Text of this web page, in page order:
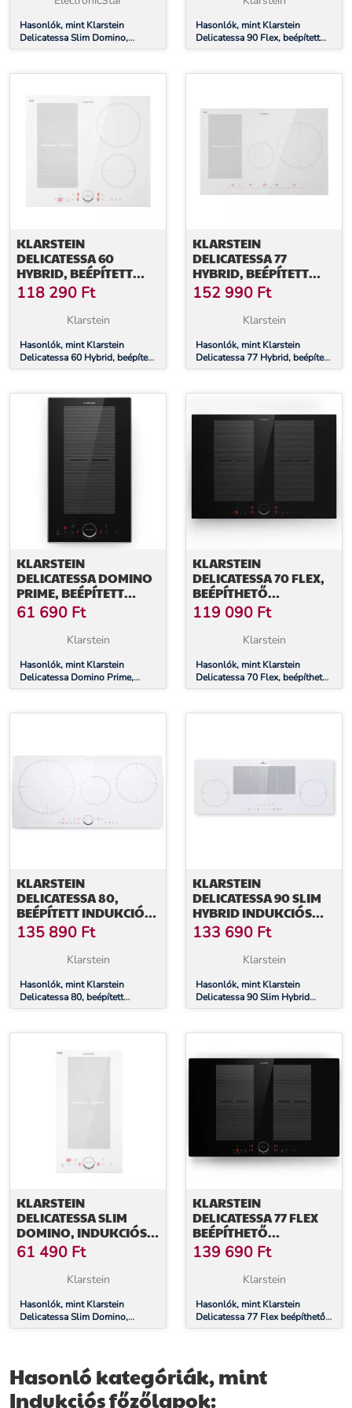
Hasonlók, mint Klarstein
Delicatessa Slim Domino,
indukciós főzőlap, 3500 W,
Hasonlók, mint Klarstein
Delicatessa 90 Flex, beépített
indukciós főzőlap, indukció,
KLARSTEIN
DELICATESSA 60
HYBRID, BEÉPÍTETT
INDUKCIÓS FŐZŐLAP,
7000 W, 4 ZÓNA
118 290 Ft
Klarstein
Hasonlók, mint Klarstein
Delicatessa 60 Hybrid, beépített
indukciós főzőlap, 7000 W, 4
KLARSTEIN
DELICATESSA 77
HYBRID, BEÉPÍTETT
INDUKCIÓS FŐZŐLAP,
7000 W, 4 ZÓNA
152 990 Ft
Klarstein
Hasonlók, mint Klarstein
Delicatessa 77 Hybrid, beépített
indukciós főzőlap, 7000 W, 4
KLARSTEIN
DELICATESSA DOMINO
PRIME, BEÉPÍTETT
INDUKCIÓS FŐZŐLAP, 2
ZÓNÁS, 3500 W,
ÖNÁLLÓAN MŰKÖDŐ
61 690 Ft
Klarstein
Hasonlók, mint Klarstein
Delicatessa Domino Prime,
beépített indukciós főzőlap, 2
működő
KLARSTEIN
DELICATESSA 70 FLEX,
BEÉPÍTHETŐ
INDUKCIÓS FŐZŐLAP, 4
ZÓNA, 7000 W,
ÜVEGKERÁMIA
119 090 Ft
Klarstein
Hasonlók, mint Klarstein
Delicatessa 70 Flex, beépíthető
indukciós főzőlap, 4 zóna, 7000
KLARSTEIN
DELICATESSA 80,
BEÉPÍTETT INDUKCIÓS
FŐZŐLAP, 3 ZÓNA,
6000 W, PAELLA ZÓNA,
ÜVEGKERÁMIA
135 890 Ft
Klarstein
Hasonlók, mint Klarstein
Delicatessa 80, beépített
indukciós főzőlap, 3 zóna, 6000
KLARSTEIN
DELICATESSA 90 SLIM
HYBRID INDUKCIÓS
FŐZŐLAP
133 690 Ft
Klarstein
Hasonlók, mint Klarstein
Delicatessa 90 Slim Hybrid
indukciós főzőlap
KLARSTEIN
DELICATESSA SLIM
DOMINO, INDUKCIÓS
FŐZŐLAP, 3500 W,
IDŐZÍTŐ
61 490 Ft
Klarstein
Hasonlók, mint Klarstein
Delicatessa Slim Domino,
indukciós főzőlap, 3500 W,
KLARSTEIN
DELICATESSA 77 FLEX
BEÉPÍTHETŐ
INDUKCIÓS FŐZŐLAP 4
ZÓNA 7000 W
ÜVEGKERÁMIA
139 690 Ft
Klarstein
Hasonlók, mint Klarstein
Delicatessa 77 Flex beépíthető
indukciós főzőlap 4 zóna 7000
Hasonló kategóriák, mint
Indukciós főzőlapok: